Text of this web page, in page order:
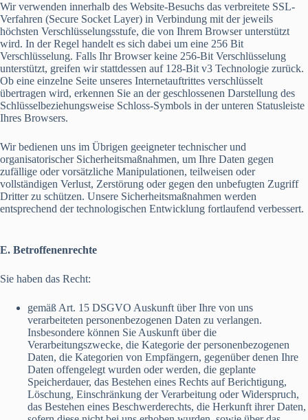
Wir verwenden innerhalb des Website-Besuchs das verbreitete SSL-
Verfahren (Secure Socket Layer) in Verbindung mit der jeweils
höchsten Verschlüsselungsstufe, die von Ihrem Browser unterstützt
wird. In der Regel handelt es sich dabei um eine 256 Bit
Verschlüsselung. Falls Ihr Browser keine 256-Bit Verschlüsselung
unterstützt, greifen wir stattdessen auf 128-Bit v3 Technologie zurück.
Ob eine einzelne Seite unseres Internetauftrittes verschlüsselt
übertragen wird, erkennen Sie an der geschlossenen Darstellung des
Schlüsselbeziehungsweise Schloss-Symbols in der unteren Statusleiste
Ihres Browsers.
Wir bedienen uns im Übrigen geeigneter technischer und
organisatorischer Sicherheitsmaßnahmen, um Ihre Daten gegen
zufällige oder vorsätzliche Manipulationen, teilweisen oder
vollständigen Verlust, Zerstörung oder gegen den unbefugten Zugriff
Dritter zu schützen. Unsere Sicherheitsmaßnahmen werden
entsprechend der technologischen Entwicklung fortlaufend verbessert.
E. Betroffenenrechte
Sie haben das Recht:
gemäß Art. 15 DSGVO Auskunft über Ihre von uns
verarbeiteten personenbezogenen Daten zu verlangen.
Insbesondere können Sie Auskunft über die
Verarbeitungszwecke, die Kategorie der personenbezogenen
Daten, die Kategorien von Empfängern, gegenüber denen Ihre
Daten offengelegt wurden oder werden, die geplante
Speicherdauer, das Bestehen eines Rechts auf Berichtigung,
Löschung, Einschränkung der Verarbeitung oder Widerspruch,
das Bestehen eines Beschwerderechts, die Herkunft ihrer Daten,